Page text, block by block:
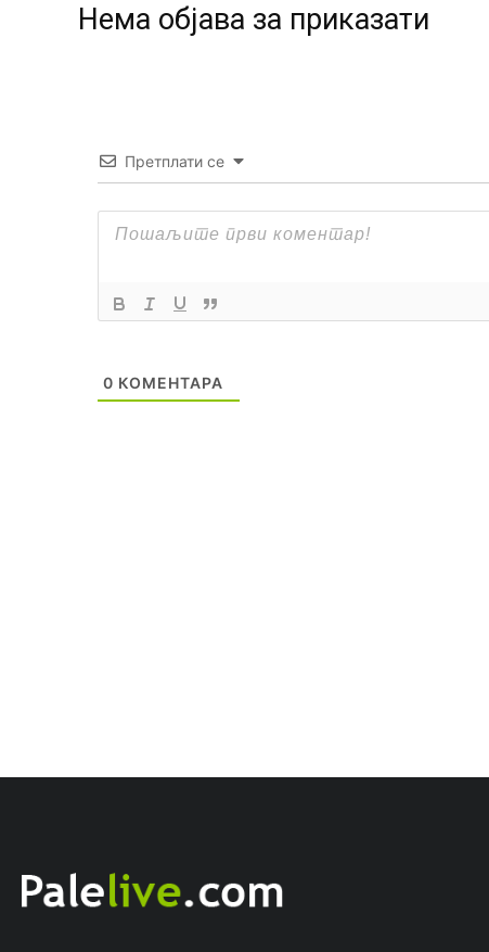
Нeма објава за приказати
Претплати се
0 КОМЕНТАРА